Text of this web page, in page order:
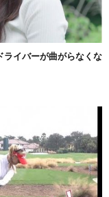
ライバーが曲がらなくな